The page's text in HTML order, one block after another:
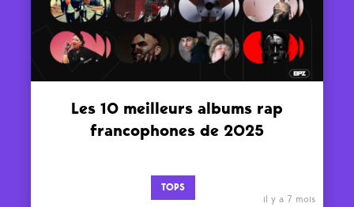
Les 10 meilleurs albums rap
francophones de 2025
TOPS
il y a 7 mois